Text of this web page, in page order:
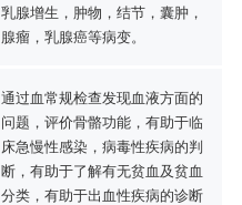
乳腺增生，肿物，结节，囊肿，
腺瘤，乳腺癌等病变。
通过血常规检查发现血液方面的
问题，评价骨骼功能，有助于临
床急慢性感染，病毒性疾病的判
断，有助于了解有无贫血及贫血
分类，有助于出血性疾病的诊断